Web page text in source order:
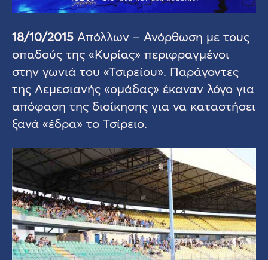
18/10/2015 Απόλλων – Ανόρθωση με τους
οπαδούς της «Κυρίας» περιφραγμένοι
στην γωνιά του «Τσιρείου». Παράγοντες
της Λεμεσιανής «ομάδας» έκαναν λόγο για
απόφαση της διοίκησης για να καταστήσει
ξανά «έδρα» το Τσίρειο.